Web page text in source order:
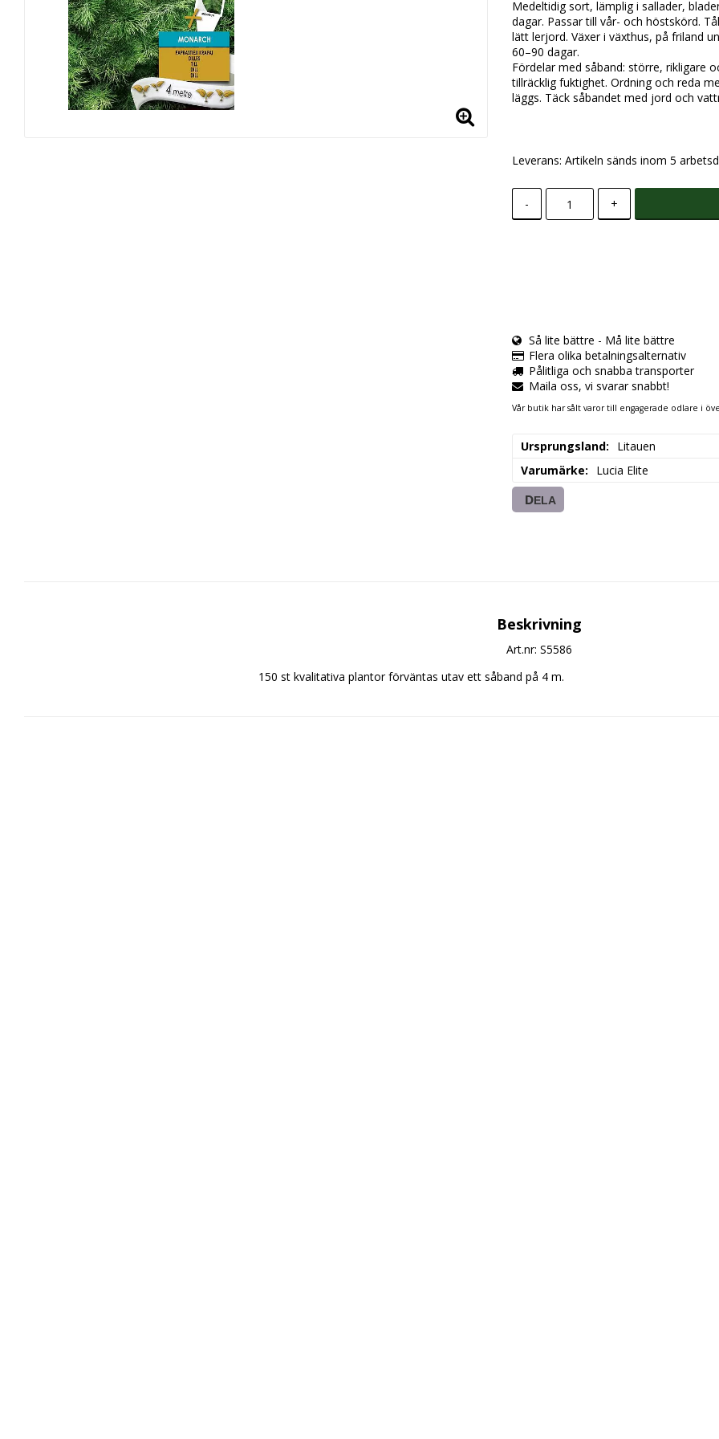
Medeltidig sort, lämplig i sallader,
dagar. Passar till vår- och höstskörd.
lätt lerjord. Växer i växthus, på friland
60–90 dagar.
Fördelar med såband: större, rikligare
tillräcklig fuktighet. Ordning och reda
läggs. Täck såbandet med jord och
Leverans: Artikeln sänds inom 5
- +
Så lite bättre - Må lite bättre
Flera olika betalningsalternativ
Pålitliga och snabba transporter
Maila oss, vi svarar snabbt!
Vår butik har sålt varor till engagerade odlare i
Ursprungsland
Litauen
Varumärke
Lucia Elite
DELA
Beskrivning
Art.nr: S5586
150 st kvalitativa plantor förväntas utav ett såband på 4 m.